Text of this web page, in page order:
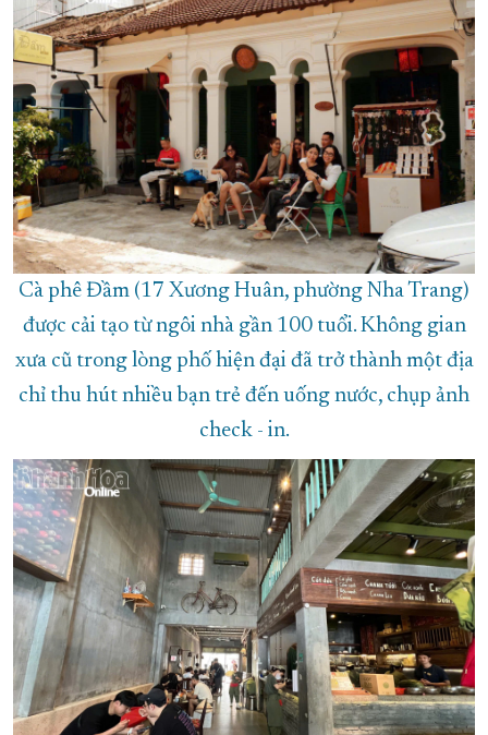
Cà phê Đầm (17 Xương Huân, phường Nha Trang)
được cải tạo từ ngôi nhà gần 100 tuổi. Không gian
xưa cũ trong lòng phố hiện đại đã trở thành một địa
chỉ thu hút nhiều bạn trẻ đến uống nước, chụp ảnh
check - in.